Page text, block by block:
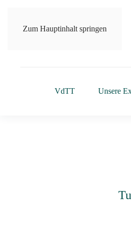
Zum Hauptinhalt springen
VdTT Unsere